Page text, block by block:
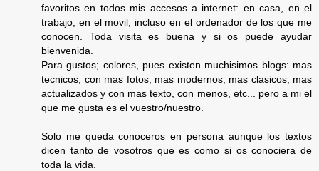
favoritos en todos mis accesos a internet: en casa, en el
trabajo, en el movil, incluso en el ordenador de los que me
conocen. Toda visita es buena y si os puede ayudar
bienvenida.
Para gustos; colores, pues existen muchisimos blogs: mas
tecnicos, con mas fotos, mas modernos, mas clasicos, mas
actualizados y con mas texto, con menos, etc... pero a mi el
que me gusta es el vuestro/nuestro.
Solo me queda conoceros en persona aunque los textos
dicen tanto de vosotros que es como si os conociera de
toda la vida.